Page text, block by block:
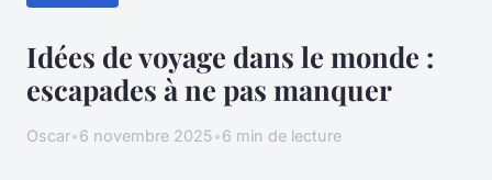
Idées de voyage dans le monde :
escapades à ne pas manquer
Oscar•6 novembre 2025•6 min de lecture